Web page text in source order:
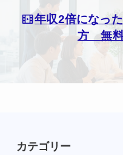
年収2倍になっ
方 無料
カテゴリー